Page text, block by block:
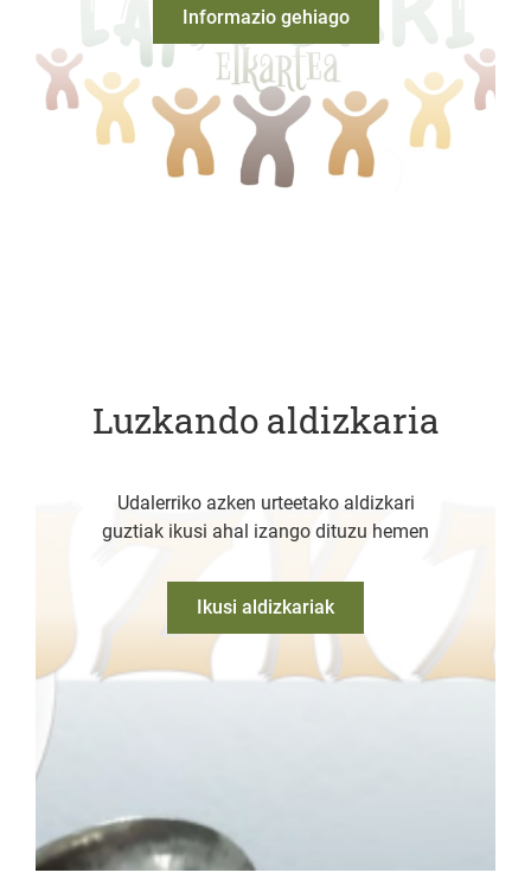
Informazio gehiago
Luzkando aldizkaria
Udalerriko azken urteetako aldizkari
guztiak ikusi ahal izango dituzu hemen
Ikusi aldizkariak